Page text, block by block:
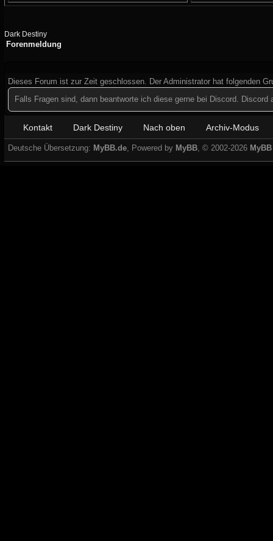
Dark Destiny
Forenmeldung
Dieses Forum ist zur Zeit geschlossen. Der Administrator hat folgenden
Falls Fragen sind, dann beantworte ich diese gerne bei Discord. Discord
Kontakt Dark Destiny Nach oben Archiv-Modus
Deutsche Übersetzung: MyBB.de , Powered by MyBB , © 2002-2026